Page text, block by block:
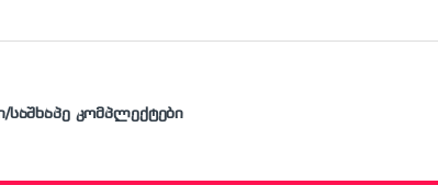
საშხაპე კომპლექტები